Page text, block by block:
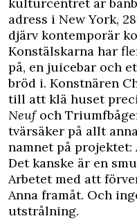
kulturcentret är
adress i New York,
djärv kontemporär
Konstälskarna har
på, en juicebar och
bröd i. Konstnären
till att klä huset
Neuf och
tvärsäker på allt
namnet på projektet:
Det kanske är en
Arbetet med att
Anna framåt. Och
utstrålning.